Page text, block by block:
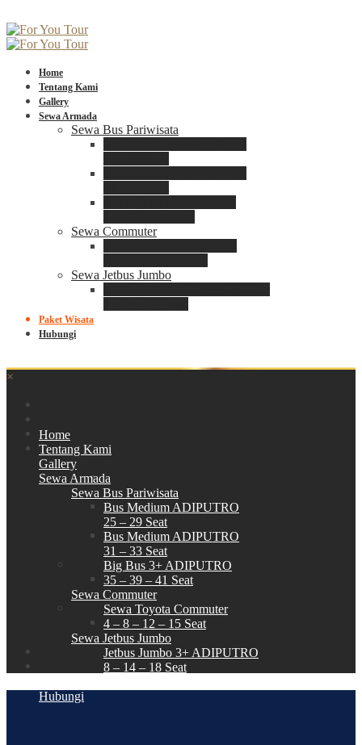
Home
Tentang Kami
Gallery
Sewa Armada
Sewa Bus Pariwisata
Sewa Commuter
Sewa Jetbus Jumbo
Paket Wisata
Hubungi
×
Home
Tentang Kami
Gallery
Sewa Armada
Sewa Bus Pariwisata
Bus Medium ADIPUTRO
25 – 29 Seat
Bus Medium ADIPUTRO
31 – 33 Seat
Big Bus 3+ ADIPUTRO
35 – 39 – 41 Seat
Sewa Commuter
Sewa Toyota Commuter
4 – 8 – 12 – 15 Seat
Sewa Jetbus Jumbo
Jetbus Jumbo 3+ ADIPUTRO
8 – 14 – 18 Seat
Hubungi